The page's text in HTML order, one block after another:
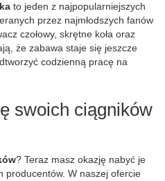
to jeden z najpopularniejszych
przez najmłodszych fanów
czołowy, skrętne koła oraz
że zabawa staje się jeszcze
codzienną pracę na
swoich ciągników
? Teraz masz okazję nabyć je
producentów. W naszej ofercie